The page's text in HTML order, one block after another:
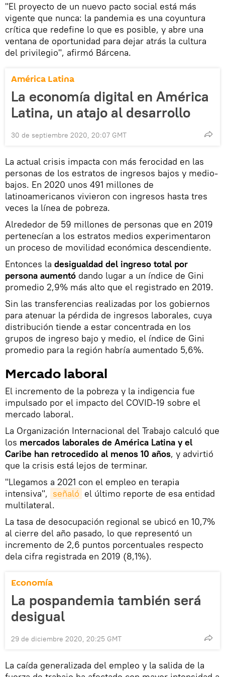
"El proyecto de un nuevo pacto social está más
vigente que nunca: la pandemia es una coyuntura
crítica que redefine lo que es posible, y abre una
ventana de oportunidad para dejar atrás la cultura
del privilegio", afirmó Bárcena.
América Latina
La economía digital en América
Latina, un atajo al desarrollo
30 de septiembre 2020, 20:07 GMT
La actual crisis impacta con más ferocidad en las
personas de los estratos de ingresos bajos y medio-
bajos. En 2020 unos 491 millones de
latinoamericanos vivieron con ingresos hasta tres
veces la línea de pobreza.
Alrededor de 59 millones de personas que en 2019
pertenecían a los estratos medios experimentaron
un proceso de movilidad económica descendiente.
Entonces la desigualdad del ingreso total por
persona aumentó dando lugar a un índice de Gini
promedio 2,9% más alto que el registrado en 2019.
Sin las transferencias realizadas por los gobiernos
para atenuar la pérdida de ingresos laborales, cuya
distribución tiende a estar concentrada en los
grupos de ingreso bajo y medio, el índice de Gini
promedio para la región habría aumentado 5,6%.
Mercado laboral
El incremento de la pobreza y la indigencia fue
impulsado por el impacto del COVID-19 sobre el
mercado laboral.
La Organización Internacional del Trabajo calculó que
los mercados laborales de América Latina y el
Caribe han retrocedido al menos 10 años, y advirtió
que la crisis está lejos de terminar.
"Llegamos a 2021 con el empleo en terapia
intensiva", señaló el último reporte de esa entidad
multilateral.
La tasa de desocupación regional se ubicó en 10,7%
al cierre del año pasado, lo que representó un
incremento de 2,6 puntos porcentuales respecto
dela cifra registrada en 2019 (8,1%).
Economía
La pospandemia también será
desigual
29 de diciembre 2020, 20:25 GMT
La caída generalizada del empleo y la salida de la